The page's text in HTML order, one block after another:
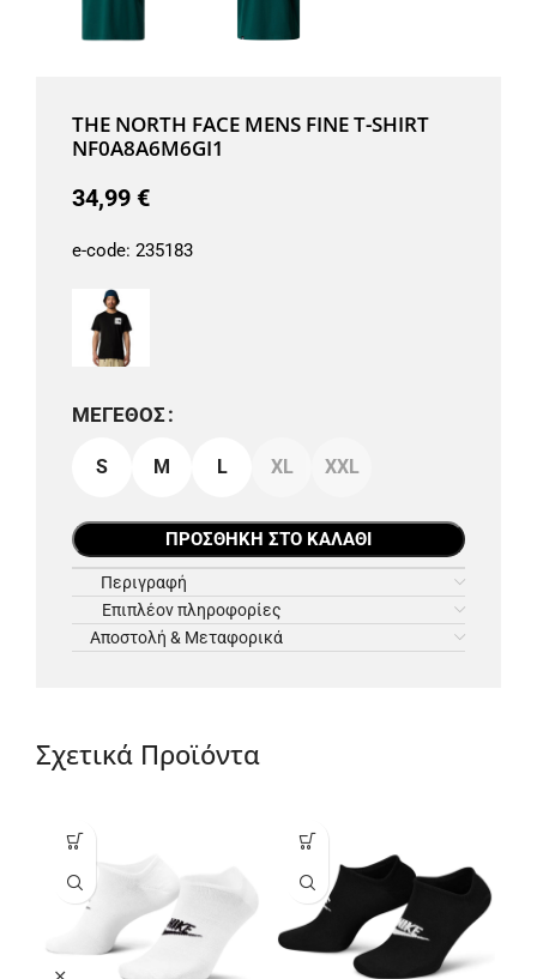
THE NORTH FACE MENS FINE T-SHIRT
NF0A8A6M6GI1
34,99 €
e-code: 235183
ΜΈΓΕΘΟΣ
S M L XL XXL
ΠΡΟΣΘΉΚΗ ΣΤΟ ΚΑΛΆΘΙ
Περιγραφή
Επιπλέον πληροφορίες
Αποστολή & Μεταφορικά
Σχετικά Προϊόντα